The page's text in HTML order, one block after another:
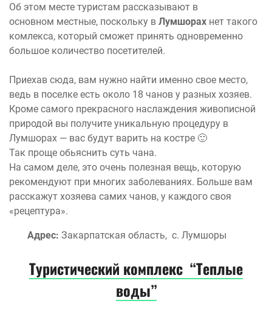
Об этом месте туристам рассказывают в
основном местные, поскольку в Лумшорах нет такого
комлекса, который сможет принять одновременно
большое количество посетителей.
Приехав сюда, вам нужно найти именно свое место,
ведь в поселке есть около 18 чанов у разных хозяев.
Кроме самого прекрасного наслаждения живописной
природой вы получите уникальную процедуру в
Лумшорах — вас будут варить на костре 🙂
Так проще обьяснить суть чана.
На самом деле, это очень полезная вещь, которую
рекомендуют при многих заболеваниях. Больше вам
расскажут хозяева самих чанов, у каждого своя
«рецептура».
Адрес: Закарпатская область, с. Лумшоры
Туристический комплекс “Теплые
воды”